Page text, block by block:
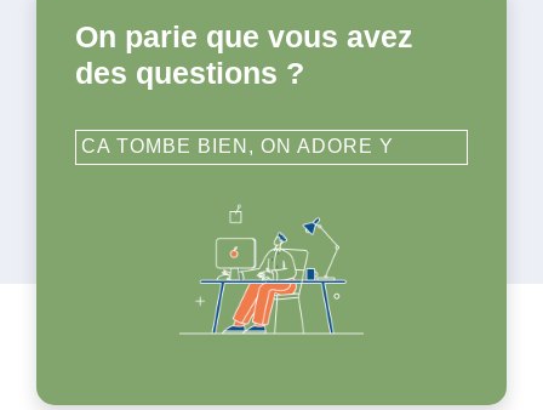
On parie que vous avez
des questions ?
CA TOMBE BIEN, ON ADORE Y